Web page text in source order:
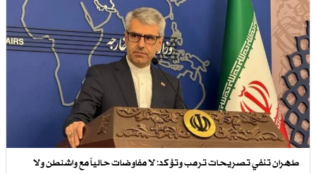
طهران تنفي تصريحات ترمب وتؤكد: لا مفاوضات حالياً مع واشنطن ولا